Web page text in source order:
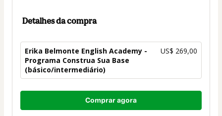
Detalhes da compra
Erika Belmonte English Academy -
Programa Construa Sua Base
(básico/intermediário)
US$ 269,00
Total
Comprar agora